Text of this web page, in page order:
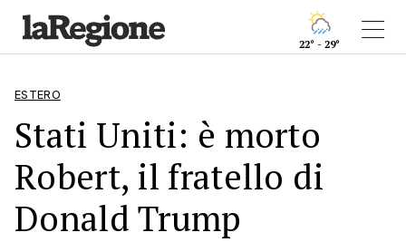
22° - 29°
ESTERO
Stati Uniti: è morto
Robert, il fratello di
Donald Trump